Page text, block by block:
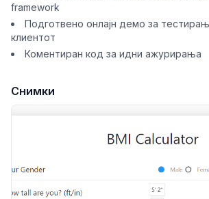
framework
Подготвено онлајн демо за
клиентот
Коментиран код за идни ажурирања
Снимки